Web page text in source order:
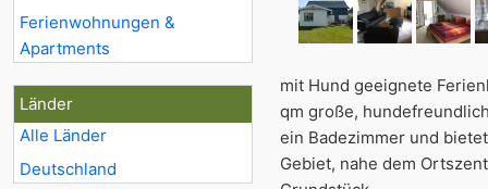
Ferienwohnungen &
Apartments
Länder
Alle Länder
Deutschland
mit Hund geeignete
qm große,
ein Badezimmer und
Gebiet, nahe dem